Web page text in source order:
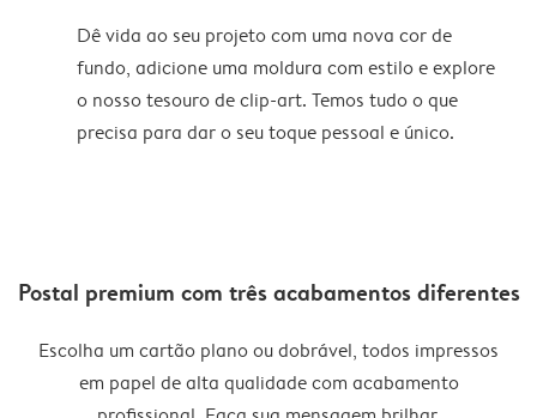
Dê vida ao seu projeto com uma nova cor de
fundo, adicione uma moldura com estilo e explore
o nosso tesouro de clip-art. Temos tudo o que
precisa para dar o seu toque pessoal e único.
Postal premium com três acabamentos diferentes
Escolha um cartão plano ou dobrável, todos impressos
em papel de alta qualidade com acabamento